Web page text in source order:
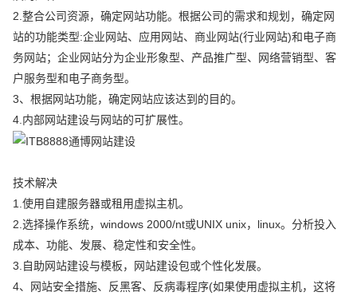
2.整合公司资源，确定网站功能。根据公司的需求和规划，确定网
站的功能类型:企业网站、应用网站、商业网站(行业网站)和电子商
务网站；企业网站分为企业形象型、产品推广型、网络营销型、客
户服务型和电子商务型。
3、根据网站功能，确定网站应该达到的目的。
4.内部网站建设与网站的可扩展性。
技术解决
1.使用自建服务器或租用虚拟主机。
2.选择操作系统，windows 2000/nt或UNIX unix，linux。分析投入
成本、功能、发展、稳定性和安全性。
3.自助网站建设与模板，网站建设包或个性化发展。
4、网站安全措施、反黑客、反病毒程序(如果使用虚拟主机，这将